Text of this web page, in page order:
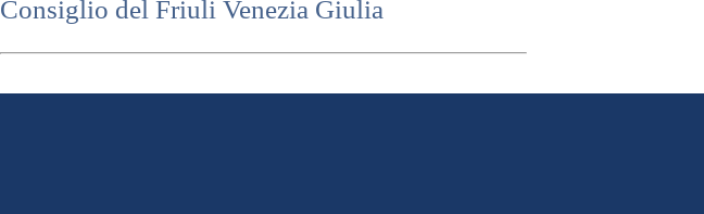
Consiglio del Friuli Venezia Giulia